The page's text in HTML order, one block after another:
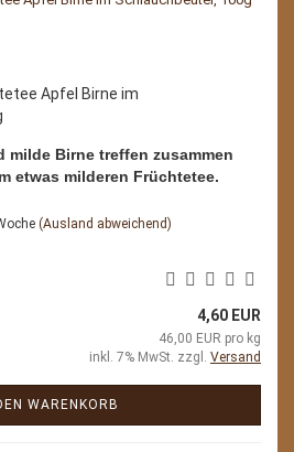
Apfel Birne im
milde Birne treffen zusammen
etwas milderen Früchtetee.
(Ausland abweichend)
4,60 EUR
46,00 EUR pro kg
inkl. 7% MwSt. zzgl. Versand
WARENKORB